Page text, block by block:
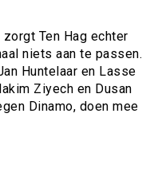
Ten Hag echter
niets aan te passen.
Huntelaar en Lasse
Ziyech en Dusan
Dinamo, doen mee